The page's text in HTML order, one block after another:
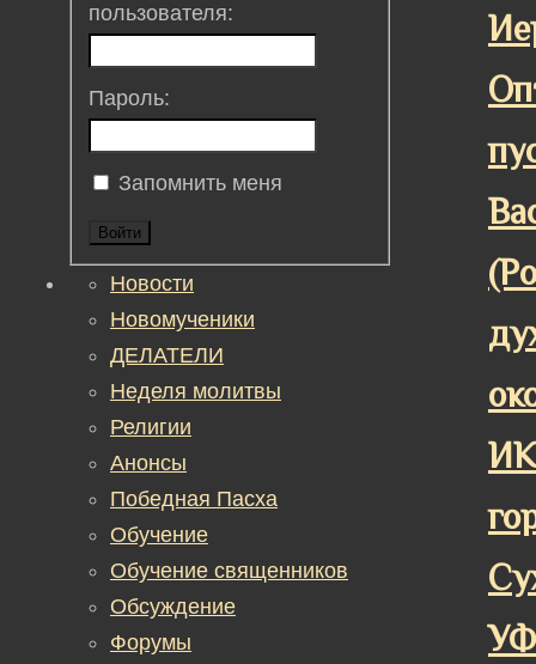
пользователя:
Пароль:
Запомнить меня
Войти
Новости
Новомученики
ДЕЛАТЕЛИ
Неделя молитвы
Религии
Анонсы
Победная Пасха
Обучение
Обучение священников
Обсуждение
Форумы